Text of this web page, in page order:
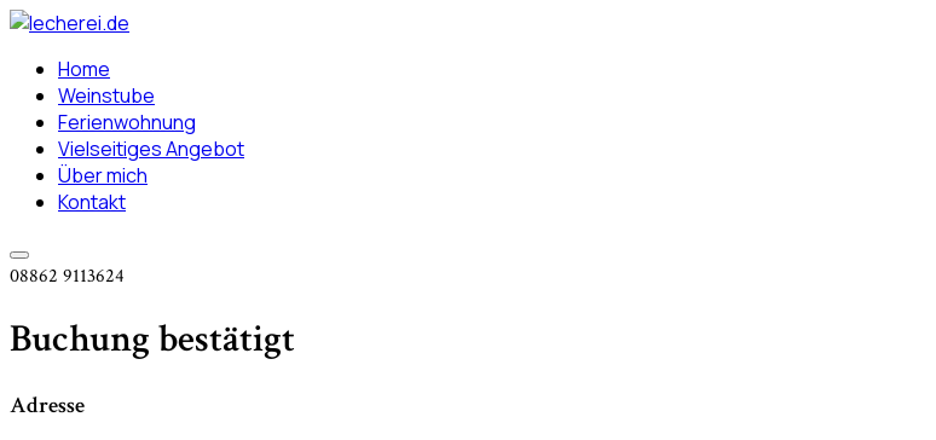
Home
Weinstube
Ferienwohnung
Vielseitiges Angebot
Über mich
Kontakt
08862 9113624
Buchung bestätigt
Adresse